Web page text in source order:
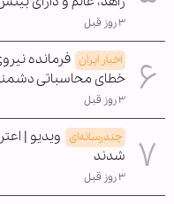
۳ روز قبل
اخبار ایران فرمانده
خطای محاسباتی
۳ روز قبل
چندرسانه‌ای ویدیو |
شدند
۳ روز قبل